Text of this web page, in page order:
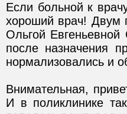
Если больной к
хороший врач! Двум
Ольгой Евгеньевной
после назначения
Внимательная,
И в поликлинике